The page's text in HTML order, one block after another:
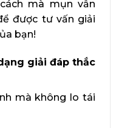
mà mụn vẫn
được tư vấn giải
bạn!
giải đáp thắc
mà không lo tái